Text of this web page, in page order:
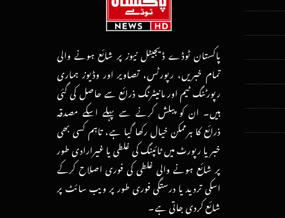
پاکستان ٹوڈے ڈیجیٹل نیوز پر شائع ہونے والی
تمام خبریں، رپورٹس، تصاویر اور وڈیوز ہماری
رپورٹنگ ٹیم اور مانیٹرنگ ذرائع سے حاصل کی گئی
ہیں۔ ان کو پبلش کرنے سے پہلے اسکے مصدقہ
ذرائع کا ہرممکن خیال رکھا گیا ہے، تاہم کسی بھی
خبر یا رپورٹ میں ٹائپنگ کی غلطی یا غیرارادی طور
پر شائع ہونے والی غلطی کی فوری اصلاح کرکے
اسکی تردید یا درستگی فوری طور پر ویب سائٹ پر
شائع کردی جاتی ہے۔